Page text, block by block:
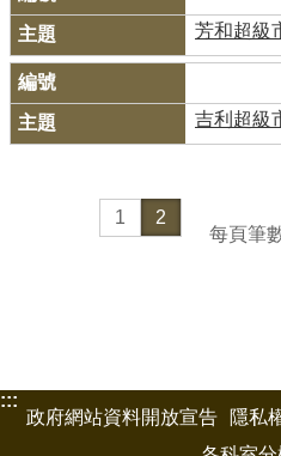
芳和超級
吉利超級
1
2
每頁筆
:::
政府網站資料開放宣告
隱私